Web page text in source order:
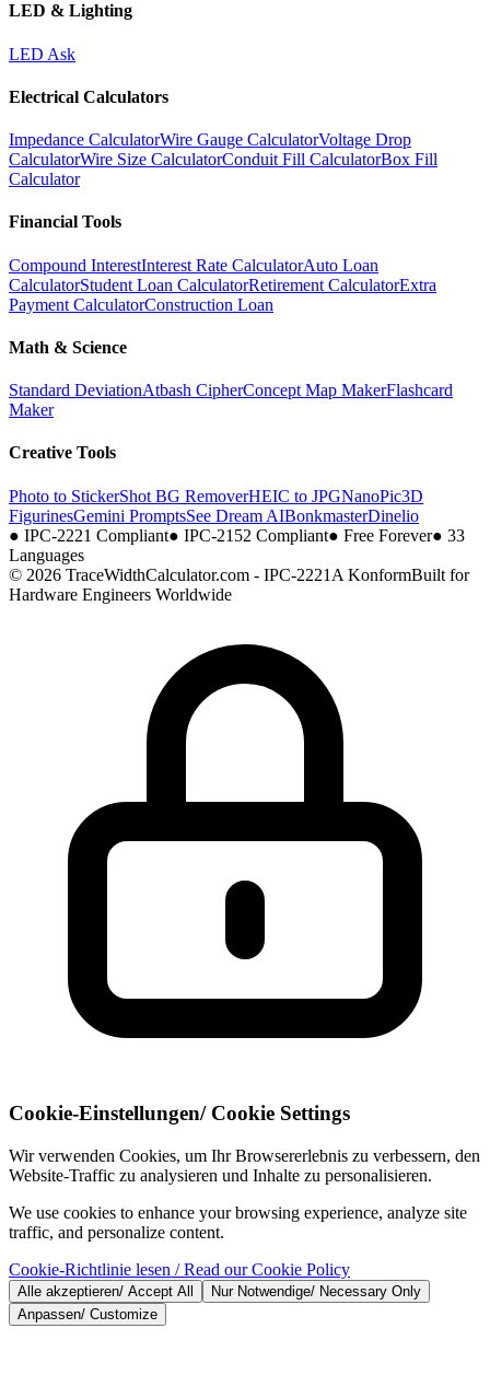
LED & Lighting
LED Ask
Electrical Calculators
Impedance CalculatorWire Gauge CalculatorVoltage Drop
CalculatorWire Size CalculatorConduit Fill CalculatorBox Fill
Calculator
Financial Tools
Compound InterestInterest Rate CalculatorAuto Loan
CalculatorStudent Loan CalculatorRetirement CalculatorExtra
Payment CalculatorConstruction Loan
Math & Science
Standard DeviationAtbash CipherConcept Map MakerFlashcard
Maker
Creative Tools
Photo to StickerShot BG RemoverHEIC to JPGNanoPic3D
FigurinesGemini PromptsSee Dream AIBonkmasterDinelio
● IPC-2221 Compliant● IPC-2152 Compliant● Free Forever● 33
Languages
© 2026 TraceWidthCalculator.com - IPC-2221A KonformBuilt for
Hardware Engineers Worldwide
Cookie-Einstellungen/ Cookie Settings
Wir verwenden Cookies, um Ihr Browsererlebnis zu verbessern, den
Website-Traffic zu analysieren und Inhalte zu personalisieren.
We use cookies to enhance your browsing experience, analyze site
traffic, and personalize content.
Cookie-Richtlinie lesen / Read our Cookie Policy
Alle akzeptieren/ Accept All Nur Notwendige/ Necessary Only
Anpassen/ Customize